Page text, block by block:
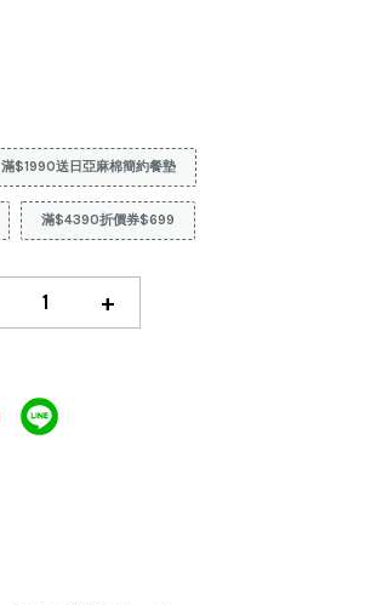
滿$1990送日亞麻棉簡約餐墊
滿$4390折價券$699
+